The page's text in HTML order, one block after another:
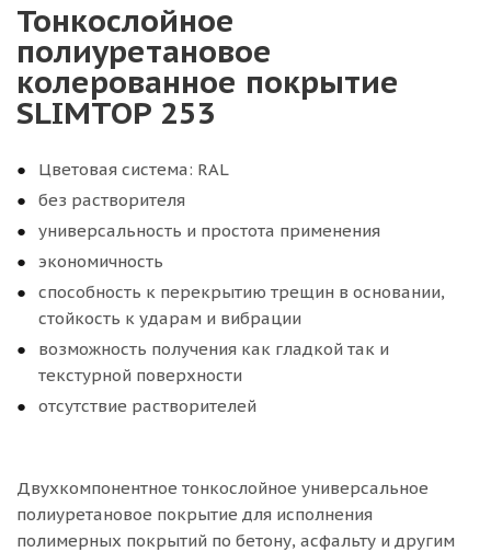
Тонкослойное
полиуретановое
колерованное покрытие
SLIMTOP 253
Цветовая система: RAL
без растворителя
универсальность и простота применения
экономичность
способность к перекрытию трещин в основании,
стойкость к ударам и вибрации
возможность получения как гладкой так и
текстурной поверхности
отсутствие растворителей
Двухкомпонентное тонкослойное универсальное
полиуретановое покрытие для исполнения
полимерных покрытий по бетону, асфальту и другим